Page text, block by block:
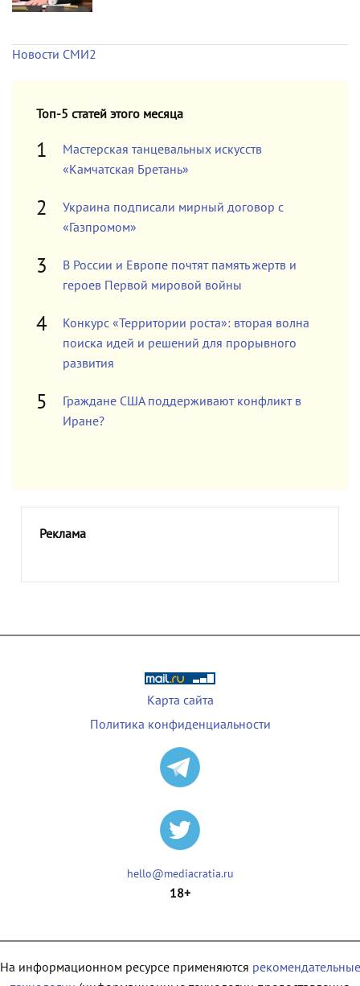
Новости СМИ2
Топ-5 статей этого месяца
Мастерская танцевальных искусств
«Камчатская Бретань»
Украина подписали мирный договор с
«Газпромом»
В России и Европе почтят память жертв и
героев Первой мировой войны
Конкурс «Территории роста»: вторая волна
поиска идей и решений для прорывного
развития
Граждане США поддерживают конфликт в
Иране?
Реклама
Карта сайта
Политика конфиденциальности
hello@mediacratia.ru
18+
На информационном ресурсе применяются рекомендательные